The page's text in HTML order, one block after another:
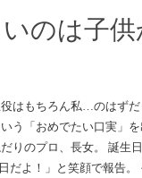
のは子供
はもちろん私…のはず
う「おめでたい口実」
りのプロ、長女。 誕生
だよ！」と笑顔で報告。